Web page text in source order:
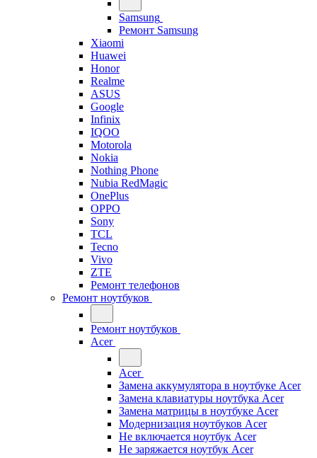
Samsung
Ремонт Samsung
Xiaomi
Huawei
Honor
Realme
ASUS
Google
Infinix
IQOO
Motorola
Nokia
Nothing Phone
Nubia RedMagic
OnePlus
OPPO
Sony
TCL
Tecno
Vivo
ZTE
Ремонт телефонов
Ремонт ноутбуков
Ремонт ноутбуков
Acer
Acer
Замена аккумулятора в ноутбуке Acer
Замена клавиатуры ноутбука Acer
Замена матрицы в ноутбуке Acer
Модернизация ноутбуков Acer
Не включается ноутбук Acer
Не заряжается ноутбук Acer